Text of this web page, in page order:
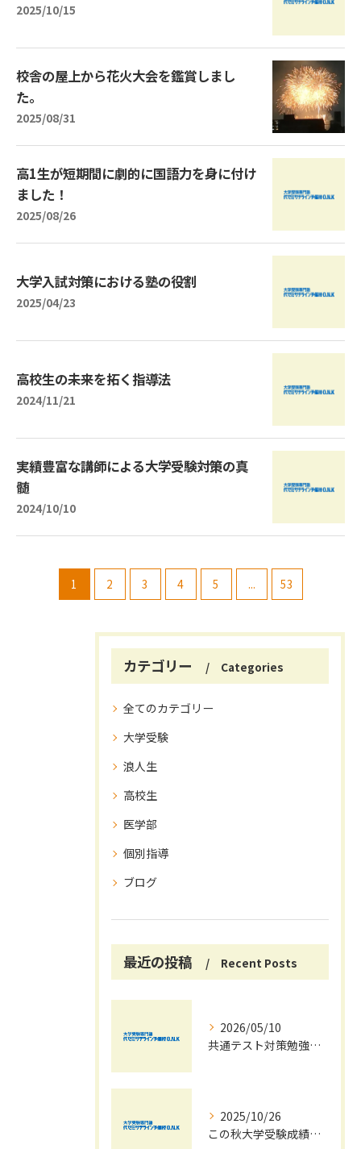
2025/10/15
校舎の屋上から花火大会を鑑賞しまし
た。
2025/08/31
高1生が短期間に劇的に国語力を身に付け
ました！
2025/08/26
大学入試対策における塾の役割
2025/04/23
高校生の未来を拓く指導法
2024/11/21
実績豊富な講師による大学受験対策の真
髄
2024/10/10
1 2 3 4 5 ... 53
カテゴリー Categories
全てのカテゴリー
大学受験
浪人生
高校生
医学部
個別指導
ブログ
最近の投稿 Recent Posts
2026/05/10
共通テスト対策勉強は早めに始めましょう！
2025/10/26
この秋大学受験成績大幅UPの秘訣